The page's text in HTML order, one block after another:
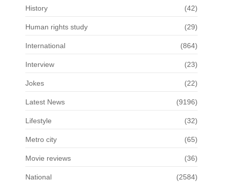
History (42)
Human rights study (29)
International (864)
Interview (23)
Jokes (22)
Latest News (9196)
Lifestyle (32)
Metro city (65)
Movie reviews (36)
National (2584)